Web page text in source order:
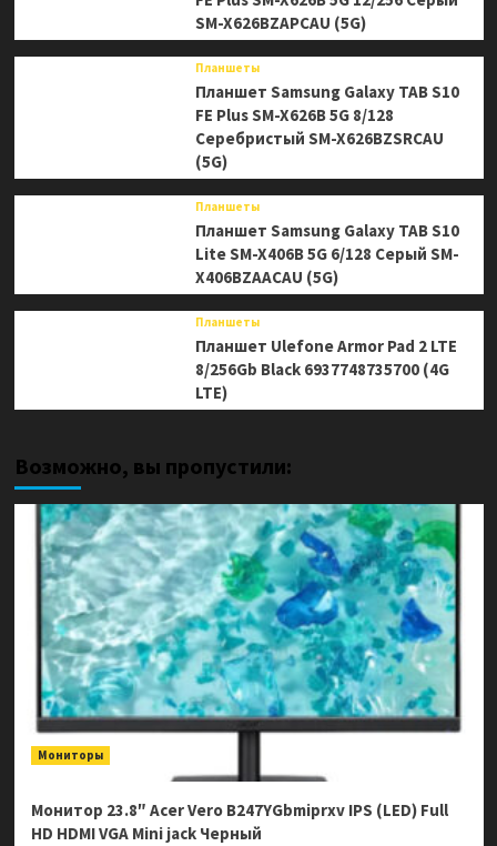
SM-X626BZAPCAU (5G)
Планшеты
Планшет Samsung Galaxy TAB S10
FE Plus SM-X626B 5G 8/128
Серебристый SM-X626BZSRCAU
(5G)
Планшеты
Планшет Samsung Galaxy TAB S10
Lite SM-X406B 5G 6/128 Серый SM-
X406BZAACAU (5G)
Планшеты
Планшет Ulefone Armor Pad 2 LTE
8/256Gb Black 6937748735700 (4G
LTE)
Возможно, вы пропустили:
Мониторы
Монитор 23.8″ Acer Vero B247YGbmiprxv IPS (LED) Full
HD HDMI VGA Mini jack Черный